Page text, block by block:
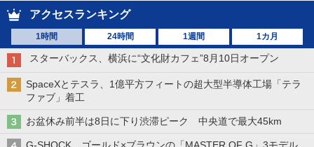
アクセスランキング
1時間 24時間 1週間 1カ月
スターバックス、横浜に“文化財カフェ”8月10日オープン
SpaceXとテスラ、1億平方フィートの超大型半導体工場「テラ
ファブ」着工
お盆休み前半は8日に下り渋滞ピーク 中央道で最大45km